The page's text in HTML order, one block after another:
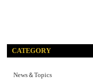
CATEGORY
News＆Topics